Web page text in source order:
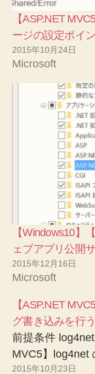
【ASP.NET
ージの設定ポイ
2015年10月24日
Microsoft
【Windows10】
ェブアプリ公開
2015年12月16日
Microsoft
【ASP.NET
グ書き込みを行
前提条件
MVC5】log4net
2015年10月23日